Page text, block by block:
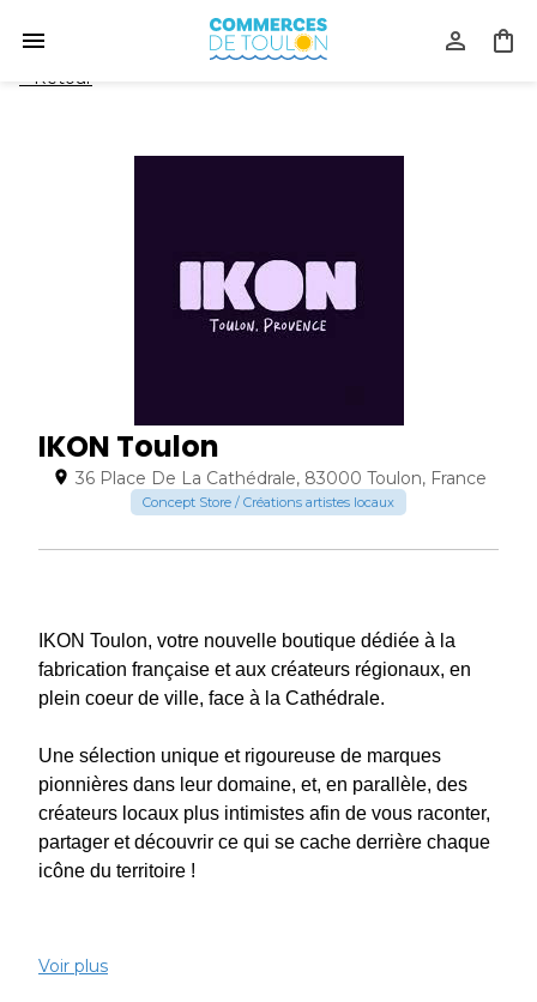
Retour
IKON Toulon
36 Place De La Cathédrale, 83000 Toulon, France
Concept Store / Créations artistes locaux
IKON Toulon, votre nouvelle boutique dédiée à la
fabrication française et aux créateurs régionaux, en
plein coeur de ville, face à la Cathédrale.
Une sélection unique et rigoureuse de marques
pionnières dans leur domaine, et, en parallèle, des
créateurs locaux plus intimistes afin de vous raconter,
partager et découvrir ce qui se cache derrière chaque
icône du territoire !
Voir plus